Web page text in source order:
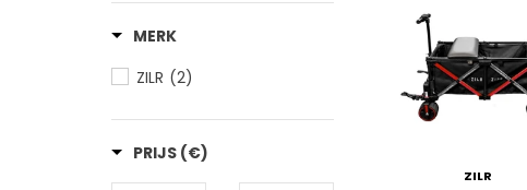
MERK
ZILR (2)
PRIJS (€)
ZILR